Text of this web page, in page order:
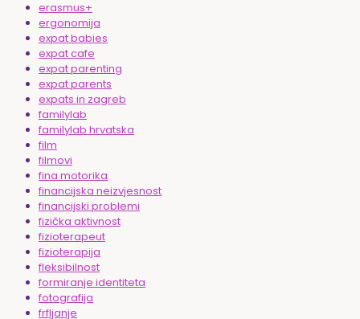
erasmus+
ergonomija
expat babies
expat cafe
expat parenting
expat parents
expats in zagreb
familylab
familylab hrvatska
film
filmovi
fina motorika
financijska neizvjesnost
financijski problemi
fizička aktivnost
fizioterapeut
fizioterapija
fleksibilnost
formiranje identiteta
fotografija
frfljanje